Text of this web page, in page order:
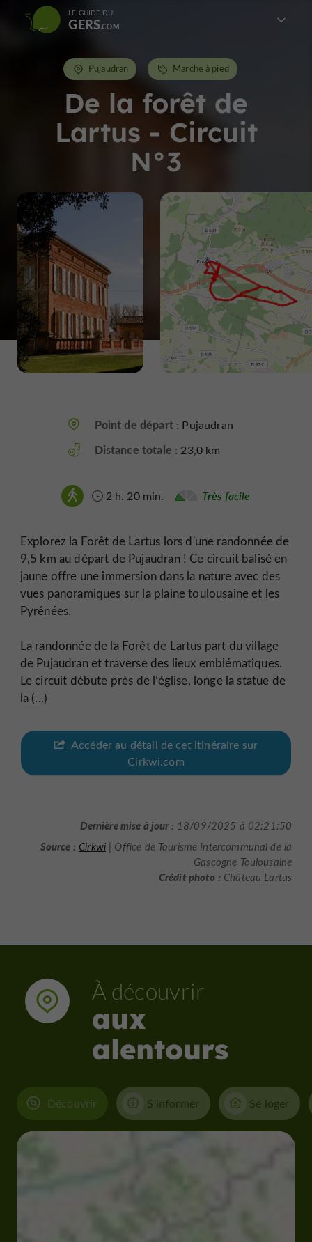
LE GUIDE DU
GERS
De la forêt de
Lartus - Circuit
N°3
Pujaudran Marche à pied
Point de départ : Pujaudran
Distance totale : 23,0 km
2 h. 20 min. Très facile
Explorez la Forêt de Lartus lors d'une randonnée de
9,5 km au départ de Pujaudran ! Ce circuit balisé en
jaune offre une immersion dans la nature avec des
vues panoramiques sur la plaine toulousaine et les
Pyrénées.
La randonnée de la Forêt de Lartus part du village
de Pujaudran et traverse des lieux emblématiques.
Le circuit débute près de l’église, longe la statue de
la (...)
Accéder au détail de cet itinéraire sur
Cirkwi.com
Dernière mise à jour : 18/09/2025 à 02:21:50
Source : Cirkwi | Office de Tourisme Intercommunal de la
Gascogne Toulousaine
Crédit photo : Château Lartus
À découvrir
aux
alentours
Découvrir S'informer Se loger